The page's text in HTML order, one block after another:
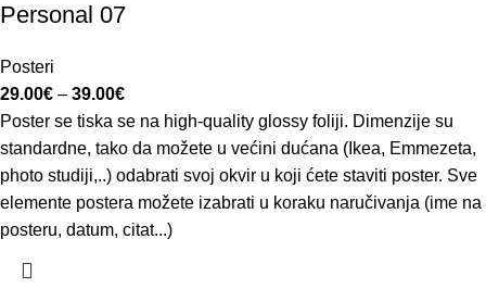
Personal 07
Posteri
29.00€ – 39.00€
Poster se tiska se na high-quality glossy foliji. Dimenzije su
standardne, tako da možete u većini dućana (Ikea, Emmezeta,
photo studiji,..) odabrati svoj okvir u koji ćete staviti poster. Sve
elemente postera možete izabrati u koraku naručivanja (ime na
posteru, datum, citat...)